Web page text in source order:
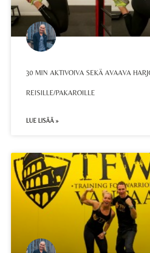
30 MIN AKTIVOIVA SEKÄ AVAAVA
REISILLE/PAKAROILLE
LUE LISÄÄ »